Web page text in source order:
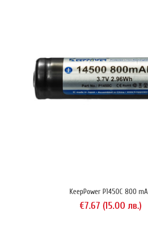
KeepPower P1450C 800
€7.67 (15.00 лв.)